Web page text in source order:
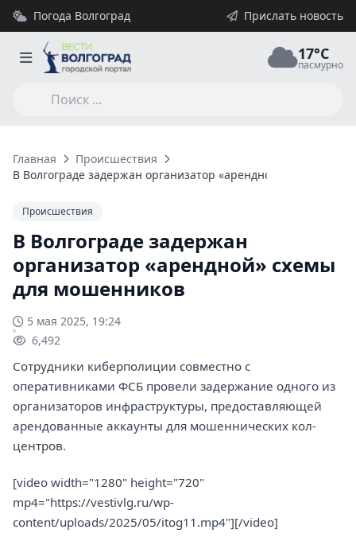
Погода Волгоград Прислать новость
17°C
пасмурно
Главная
Происшествия
В Волгограде задержан организатор «арендной» схемы для
Происшествия
В Волгограде задержан
организатор «арендной» схемы
для мошенников
5 мая 2025, 19:24
6,492
Сотрудники киберполиции совместно с
оперативниками ФСБ провели задержание одного из
организаторов инфраструктуры, предоставляющей
арендованные аккаунты для мошеннических кол-
центров.
[video width="1280" height="720"
mp4="https://vestivlg.ru/wp-
content/uploads/2025/05/itog11.mp4"][/video]